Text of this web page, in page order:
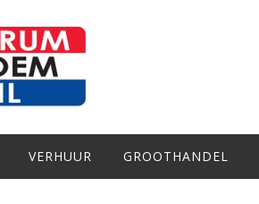
VERHUUR GROOTHANDEL